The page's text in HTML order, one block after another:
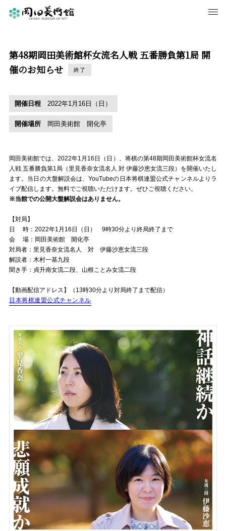
第48期岡田美術館杯女流名人戦 五番勝負第1局 開
催のお知らせ
終了
開催日程 2022年1月16日（日）
開催場所 岡田美術館 開化亭
岡田美術館では、2022年1 月 16 日（日）、将棋の第48期 岡田美術館杯女流名
人戦 五番勝負第1局（里見香奈女流名人 対 伊藤沙恵女流三段）を開催いたし
ます。当日の大盤解説会は、YouTubeの 日本将棋連盟公式チャンネルより ラ
イブ配信します。無料でご視聴いただけます。ぜひご視聴ください。
※当館での公開大盤解説会はありません。
【対局】
日
時： 2022年1 月 16 日（日） 9時30分より終局終了まで
会
場：岡田美術館 開化亭
対局者：里見香奈女流名人 対 伊藤沙恵女流三段
解説者：木村一基九段
聞き手：貞升南女流二段、山根ことみ女流二段
【動画配信アドレス】（ 13時30分より対局終了まで配信）
日本将棋連盟公式チャンネル